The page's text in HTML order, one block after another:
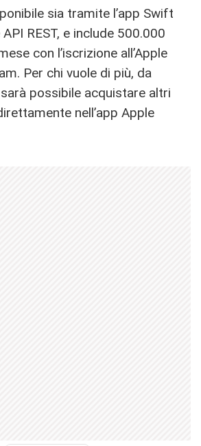
sia tramite l’app Swift
REST, e include 500.000
con l’iscrizione all’Apple
Per chi vuole di più, da
possibile acquistare altri
nell’app Apple